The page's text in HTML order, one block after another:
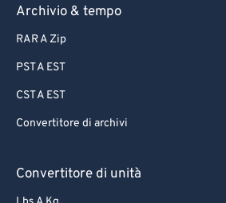
Archivio & tempo
RAR A Zip
PST A EST
CST A EST
Convertitore di archivi
Convertitore di unità